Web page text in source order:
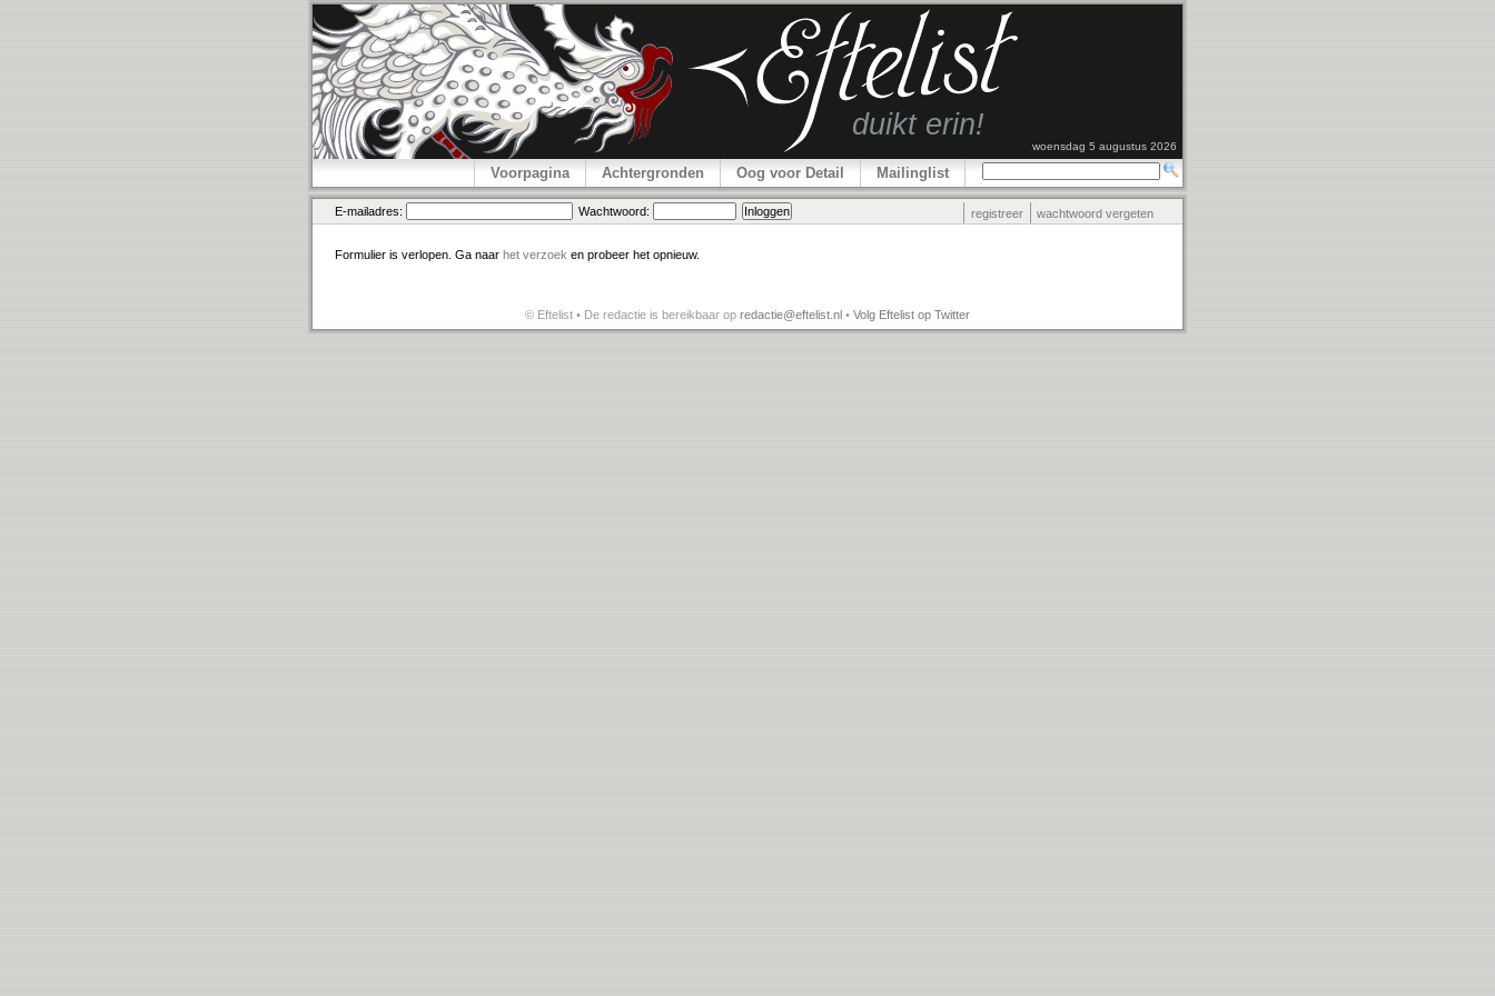
woensdag 5 augustus 2026
Voorpagina Achtergronden Oog voor Detail Mailinglist
E-mailadres: Wachtwoord: registreer wachtwoord vergeten
Formulier is verlopen. Ga naar het verzoek en probeer het opnieuw.
© Eftelist • De redactie is bereikbaar op redactie@eftelist.nl • Volg Eftelist op Twitter